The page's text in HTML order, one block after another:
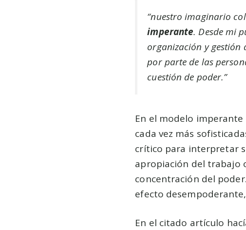
“nuestro imaginario
imperante. Desde mi
organización y gestión
por parte de las
cuestión de poder.”
En el modelo
cada vez más
crítico para interpretar
apropiación del trabajo
concentración del
efecto
En el citado artículo